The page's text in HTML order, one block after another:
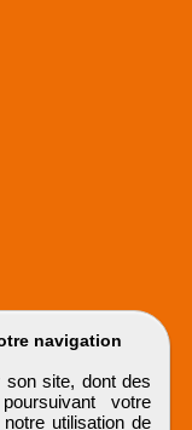
navigation
site, dont des
votre
utilisation de